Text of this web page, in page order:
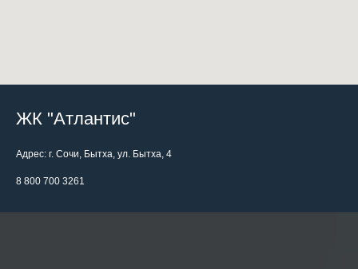
ЖК "Атлантис"
Адрес: г. Сочи, Бытха, ул. Бытха, 4
8 800 700 3261